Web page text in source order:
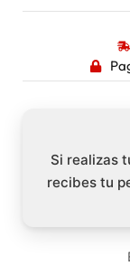
Si realizas
recibes tu